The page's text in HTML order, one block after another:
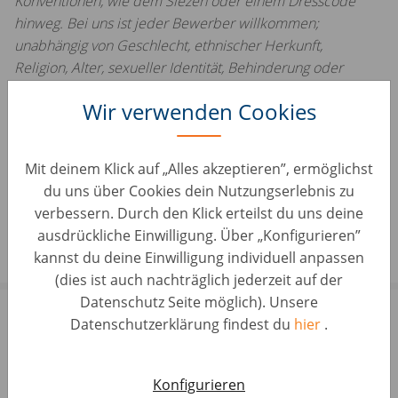
Wir verwenden Cookies
Mit deinem Klick auf „Alles akzeptieren”, ermöglichst
du uns über Cookies dein Nutzungserlebnis zu
verbessern. Durch den Klick erteilst du uns deine
ausdrückliche Einwilligung. Über „Konfigurieren”
kannst du deine Einwilligung individuell anpassen
(dies ist auch nachträglich jederzeit auf der
Datenschutz Seite möglich). Unsere
Datenschutzerklärung findest du hier .
Konfigurieren
hinweg. Bei uns ist jeder Bewerber willkommen;
unabhängig von Geschlecht, ethnischer Herkunft,
Religion, Alter, sexueller Identität, Behinderung oder
besseren Lesbarkeit wird auf die gleichzeitige
Verwendung der Sprachformen männlich, weiblich und
#LI-A1
Bewirb dich jetzt!